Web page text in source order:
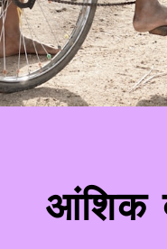
आंशिक